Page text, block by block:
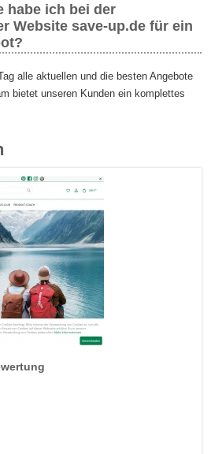
habe ich bei der
Website save-up.de für ein
alle aktuellen und die besten Angebote
bietet unseren Kunden ein komplettes